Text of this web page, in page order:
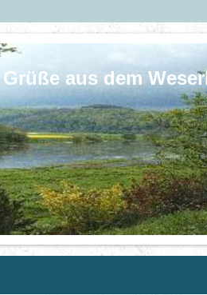
Grüße aus dem